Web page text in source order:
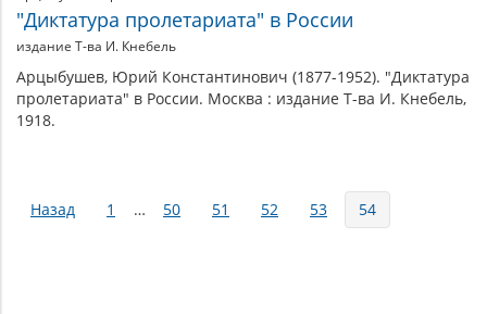
"Диктатура пролетариата" в России
издание Т-ва И. Кнебель
Арцыбушев, Юрий Константинович (1877-1952). "Диктатура
пролетариата" в России. Москва : издание Т-ва И. Кнебель,
1918.
Страницы
Назад 1 … 50 51 52 53 54